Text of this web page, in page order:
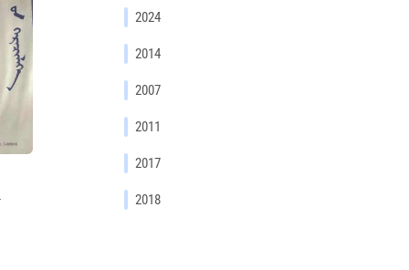
2024
2014
2007
2011
2017
2018